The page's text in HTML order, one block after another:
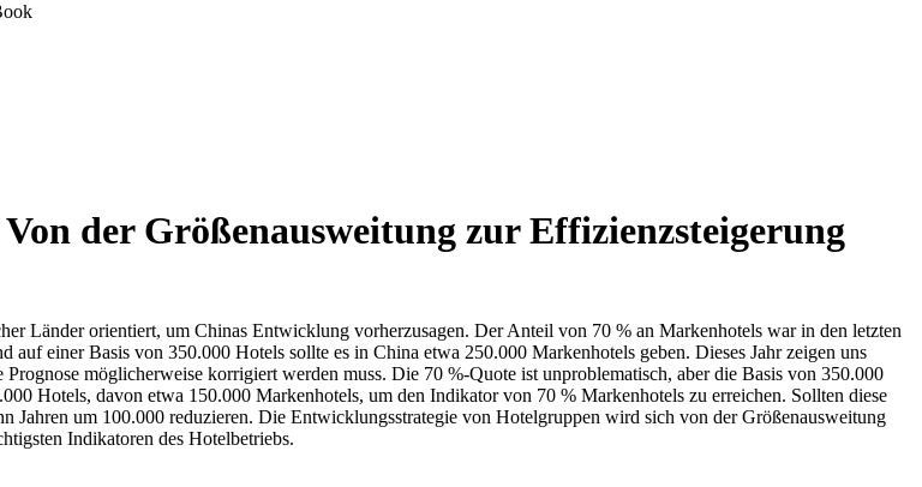
der Größenausweitung zur Effizienzsteigerung
Länder orientiert, um Chinas Entwicklung vorherzusagen. Der Anteil von 70 % an Markenhotels war in den letzten
einer Basis von 350.000 Hotels sollte es in China etwa 250.000 Markenhotels geben. Dieses Jahr zeigen uns
möglicherweise korrigiert werden muss. Die 70 %-Quote ist unproblematisch, aber die Basis von 350.000
Hotels, davon etwa 150.000 Markenhotels, um den Indikator von 70 % Markenhotels zu erreichen. Sollten diese
Jahren um 100.000 reduzieren. Die Entwicklungsstrategie von Hotelgruppen wird sich von der Größenausweitung
Indikatoren des Hotelbetriebs.